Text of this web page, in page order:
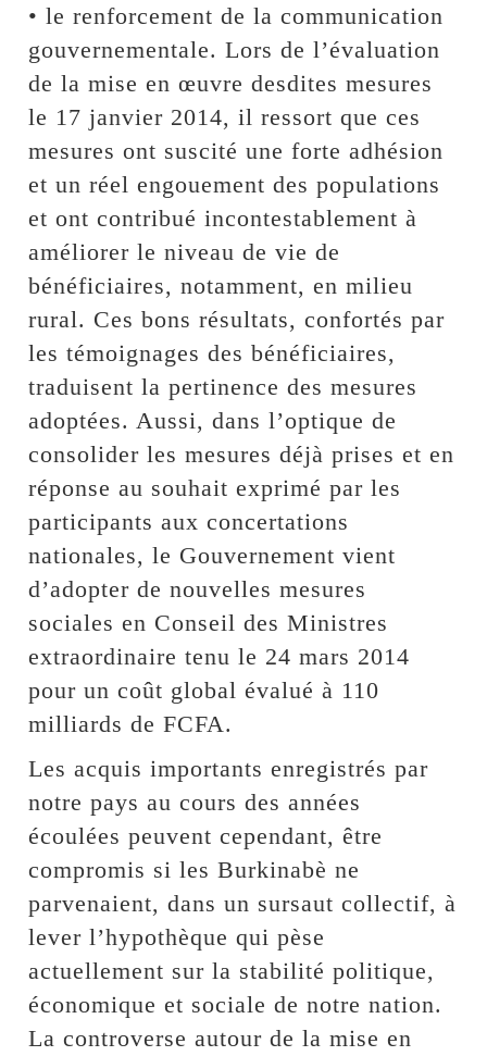
• le renforcement de la communication
gouvernementale. Lors de l’évaluation
de la mise en œuvre desdites mesures
le 17 janvier 2014, il ressort que ces
mesures ont suscité une forte adhésion
et un réel engouement des populations
et ont contribué incontestablement à
améliorer le niveau de vie de
bénéficiaires, notamment, en milieu
rural. Ces bons résultats, confortés par
les témoignages des bénéficiaires,
traduisent la pertinence des mesures
adoptées. Aussi, dans l’optique de
consolider les mesures déjà prises et en
réponse au souhait exprimé par les
participants aux concertations
nationales, le Gouvernement vient
d’adopter de nouvelles mesures
sociales en Conseil des Ministres
extraordinaire tenu le 24 mars 2014
pour un coût global évalué à 110
milliards de FCFA.
Les acquis importants enregistrés par
notre pays au cours des années
écoulées peuvent cependant, être
compromis si les Burkinabè ne
parvenaient, dans un sursaut collectif, à
lever l’hypothèque qui pèse
actuellement sur la stabilité politique,
économique et sociale de notre nation.
La controverse autour de la mise en